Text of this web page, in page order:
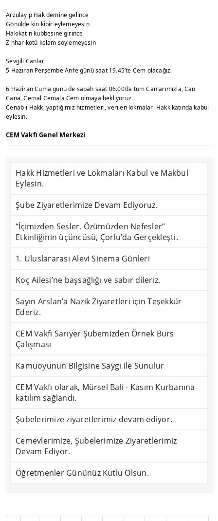
Arzulayıp Hak demine gelince
Gönülde kin kibir eylemeyesin
Hakikatın kubbesine girince
Zinhar kötü kelam söylemeyesin
Sevgili Canlar,
5 Haziran Perşembe Arife günü saat 19.45’te Cem olacağız.
6 Haziran Cuma günü de sabah saat 06.00’da tüm Canlarımızla, Can
Cana, Cemal Cemala Cem olmaya bekliyoruz.
Cenab-ı Hakk, yaptığımız hizmetleri, verilen lokmaları Hakk katında kabul
eylesin.
CEM Vakfı Genel Merkezi
Hakk Hizmetleri ve Lokmaları Kabul ve Makbul
Eylesin.
Şube Ziyaretlerimize Devam Ediyoruz.
“İçimizden Sesler, Özümüzden Nefesler”
Etkinliğinin üçüncüsü, Çorlu’da Gerçekleşti.
1. Uluslararası Alevi Sinema Günleri
Koç Ailesi’ne başsağlığı ve sabır dileriz.
Sayın Arslan’a Nazik Ziyaretleri için Teşekkür
Ederiz.
CEM Vakfı Sarıyer Şubemizden Örnek Burs
Çalışması
Kamuoyunun Bilgisine Saygı ile Sunulur
CEM Vakfı olarak, Mürsel Bali - Kasım Kurbanına
katılım sağlandı.
Şubelerimize ziyaretlerimiz devam ediyor.
Cemevlerimize, Şubelerimize Ziyaretlerimiz
Devam Ediyor.
Öğretmenler Gününüz Kutlu Olsun.